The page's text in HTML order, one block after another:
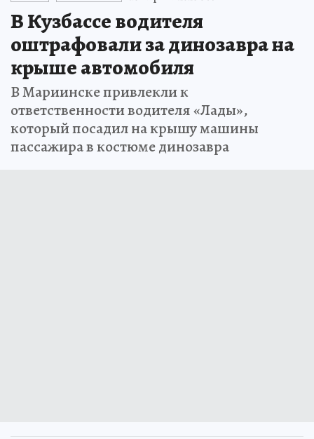
В Кузбассе водителя
оштрафовали за динозавра на
крыше автомобиля
В Мариинске привлекли к
ответственности водителя «Лады»,
который посадил на крышу машины
пассажира в костюме динозавра